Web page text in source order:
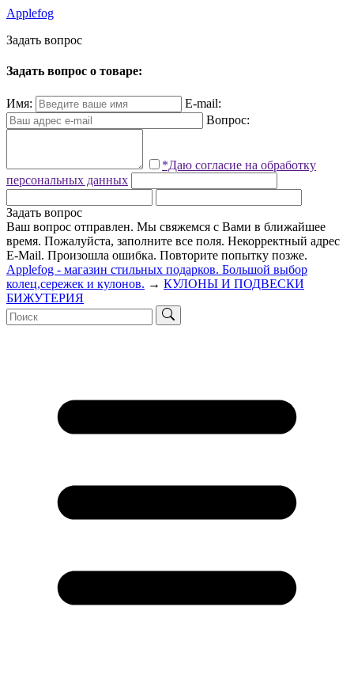
Applefog
Задать вопрос
Задать вопрос о товаре:
Имя:
E-mail:
Вопрос:
*Даю согласие на обработку
персональных данных
Задать вопрос
Ваш вопрос отправлен. Мы свяжемся с Вами в ближайшее
время. Пожалуйста, заполните все поля. Некорректный адрес
E-Mail. Произошла ошибка. Повторите попытку позже.
Applefog - магазин стильных подарков. Большой выбор
колец,сережек и кулонов. → КУЛОНЫ И ПОДВЕСКИ
БИЖУТЕРИЯ